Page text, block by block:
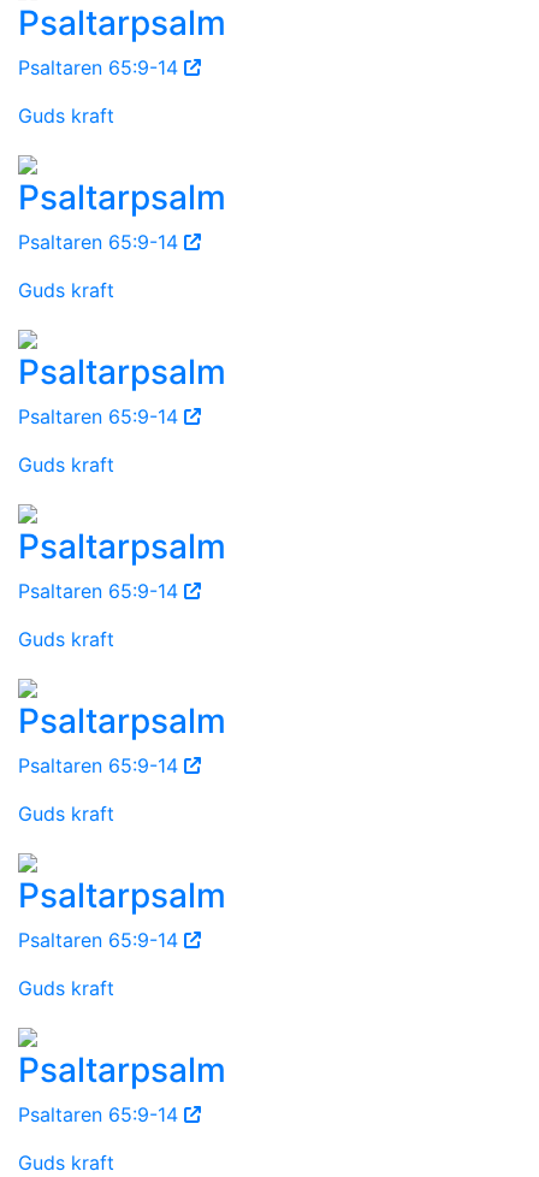
Psaltarpsalm
Psaltaren 65:9-14
Guds kraft
Psaltarpsalm
Psaltaren 65:9-14
Guds kraft
Psaltarpsalm
Psaltaren 65:9-14
Guds kraft
Psaltarpsalm
Psaltaren 65:9-14
Guds kraft
Psaltarpsalm
Psaltaren 65:9-14
Guds kraft
Psaltarpsalm
Psaltaren 65:9-14
Guds kraft
Psaltarpsalm
Psaltaren 65:9-14
Guds kraft